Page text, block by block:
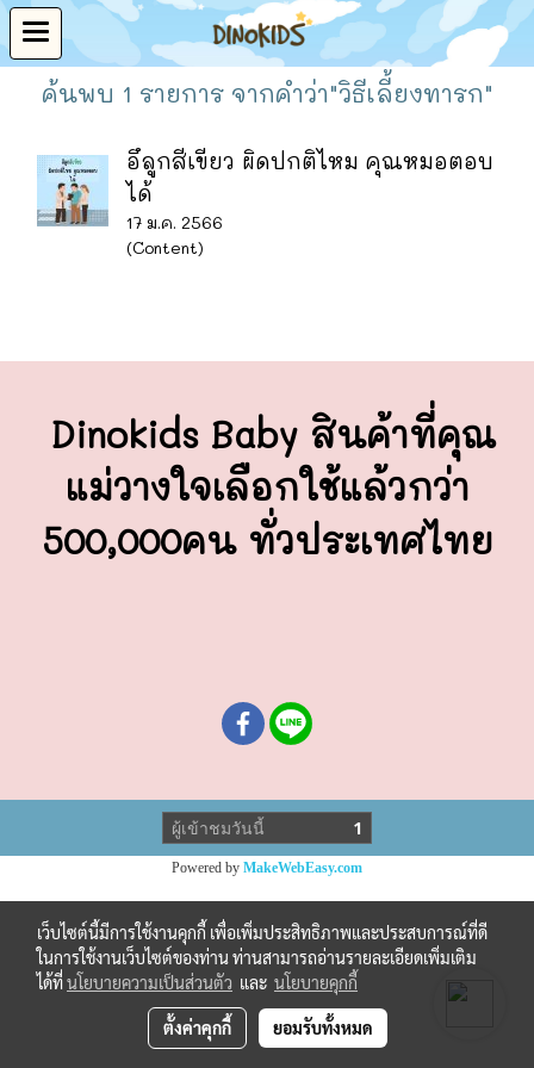
ค้นพบ 1 รายการ จากคำว่า"วิธีเลี้ยงทารก"
อึลูกสีเขียว ผิดปกติไหม คุณหมอตอบ
ได้
17 ม.ค. 2566
(Content)
Dinokids Baby สินค้าที่คุณ
แม่วางใจเลือกใช้แล้วกว่า
500,000คน ทั่วประเทศไทย
ผู้เข้าชมวันนี้ 1
Powered by MakeWebEasy.com
เว็บไซต์นี้มีการใช้งานคุกกี้ เพื่อเพิ่มประสิทธิภาพและประสบการณ์ที่ดี
ในการใช้งานเว็บไซต์ของท่าน ท่านสามารถอ่านรายละเอียดเพิ่มเติม
ได้ที่นโยบายความเป็นส่วนตัว และ นโยบายคุกกี้
ตั้งค่าคุกกี้ ยอมรับทั้งหมด